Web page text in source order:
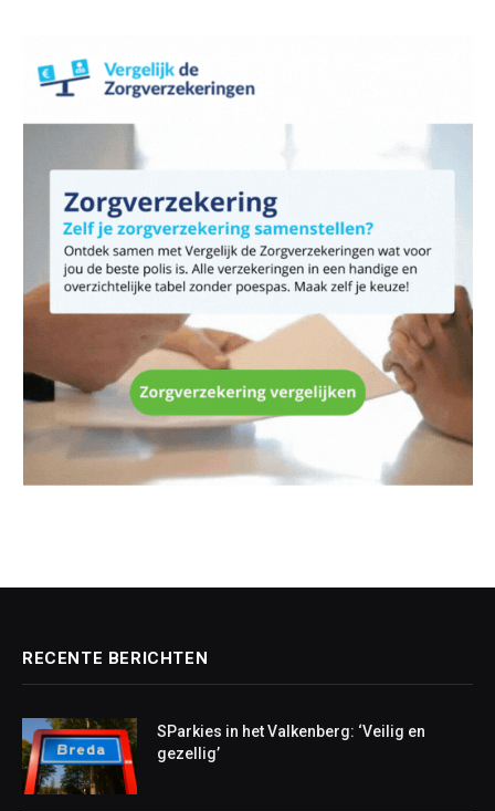
RECENTE BERICHTEN
SParkies in het Valkenberg: ‘Veilig en
gezellig’